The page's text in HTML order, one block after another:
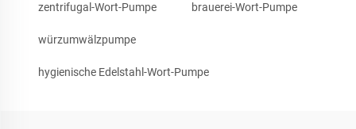
zentrifugal-Wort-Pumpe brauerei-Wort-Pumpe
würzumwälzpumpe
hygienische Edelstahl-Wort-Pumpe